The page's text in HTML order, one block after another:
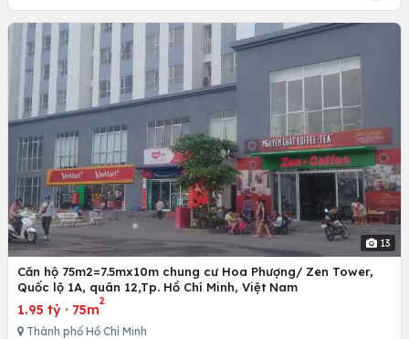
13
Căn hộ 75m2=7.5mx10m chung cư Hoa Phượng/ Zen Tower,
Quốc lộ 1A, quân 12,Tp. Hồ Chí Minh, Việt Nam
1.95 tỷ · 75m
2
Thành phố Hồ Chí Minh